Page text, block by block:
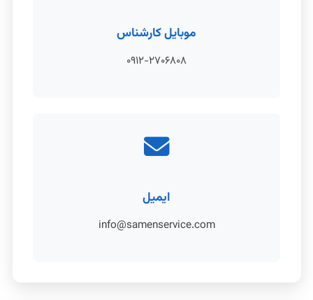
موبایل کارشناس
۰۹۱۲-۲۷۰۶۸۰۸
ایمیل
info@samenservice.com